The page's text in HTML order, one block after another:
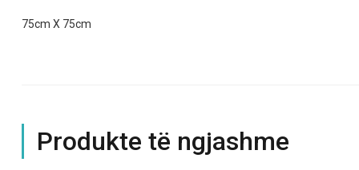
75cm X 75cm
Produkte të ngjashme